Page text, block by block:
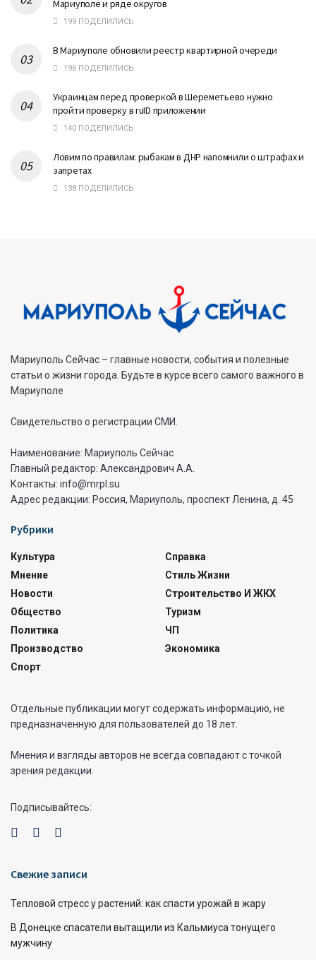
Мариуполе и ряде округов
199 ПОДЕЛИЛИСЬ
В Мариуполе обновили реестр квартирной очереди
196 ПОДЕЛИЛИСЬ
Украинцам перед проверкой в Шереметьево нужно
пройти проверку в ruID приложении
140 ПОДЕЛИЛИСЬ
Ловим по правилам: рыбакам в ДНР напомнили о штрафах и
запретах
138 ПОДЕЛИЛИСЬ
Мариуполь Сейчас – главные новости, события и полезные
статьи о жизни города. Будьте в курсе всего самого важного в
Мариуполе
Свидетельство о регистрации СМИ.
Наименование: Мариуполь Сейчас
Главный редактор: Александрович А.А.
Контакты: info@mrpl.su
Адрес редакции: Россия, Мариуполь, проспект Ленина, д. 45
Рубрики
Культура
Мнение
Новости
Общество
Политика
Производство
Спорт
Справка
Стиль Жизни
Строительство И ЖКХ
Туризм
ЧП
Экономика
Отдельные публикации могут содержать информацию, не
предназначенную для пользователей до 18 лет.
Мнения и взгляды авторов не всегда совпадают с точкой
зрения редакции.
Подписывайтесь:
Свежие записи
Тепловой стресс у растений: как спасти урожай в жару
В Донецке спасатели вытащили из Кальмиуса тонущего
мужчину